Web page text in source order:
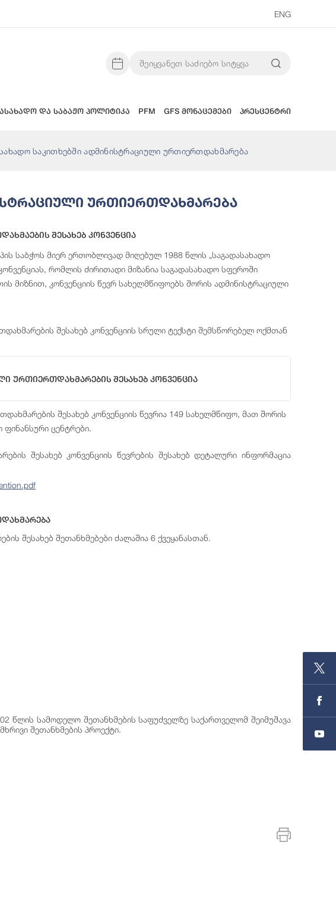
ENG
და საბაჟო პოლიტიკა PFM GFS მონაცემები პრესცენტრი
საკითხებში ადმინისტრაციული ურთიერთდახმარება
Ურთიერთდახმარება
Შესახებ Კონვენცია
საბჭოს მიერ ერთობლივად მიღებულ 1988 წლის „საგადასახადო
რომლის ძირითადი მიზანია საგადასახადო სფეროში
მიზნით, კონვენციის წევრ სახელმწიფოებს შორის ადმინისტრაციული
შესახებ კონვენციის სრული ტექსტი შემსწორებელ ოქმთან
Ურთიერთდახმარების Შესახებ Კონვენცია
შესახებ კონვენციის წევრია 149 სახელმწიფო, მათ შორის
ფინანსური ცენტრები.
შესახებ კონვენციის წევრების შესახებ დეტალური ინფორმაცია
შესახებ შეთანხმებები ძალაშია 6 ქვეყანასთან.
წლის სამოდელო შეთანხმების საფუძველზე საქართველომ შეიმუშავა
შეთანხმების პროექტი.